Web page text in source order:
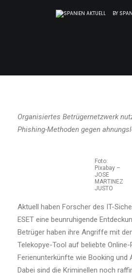
BY
Organisiertes Betrügernetzwerk
Phishing-Methoden gegen
Foto:
Pixabay –
JOSE
MARTINEZ
JUSTO
Aktuell haben Forscher des IT-
ESET eine beunruhigende
Betrüger haben ihre Angriffe mit
Telekopye-Tool auf beliebte
Ferienunterkünfte wie Booking und
Dabei sind die Kriminellen noch